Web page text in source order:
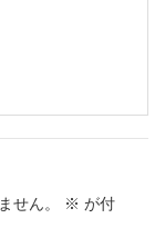
せん。 ※ が付